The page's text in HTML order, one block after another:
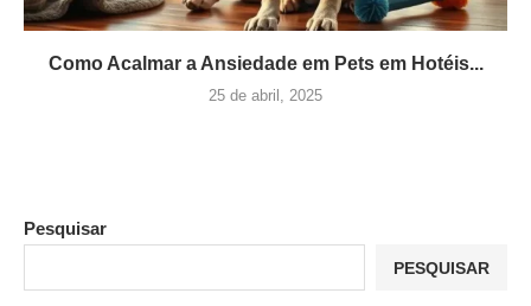
Como Acalmar a Ansiedade em Pets em Hotéis...
25 de abril, 2025
Pesquisar
PESQUISAR